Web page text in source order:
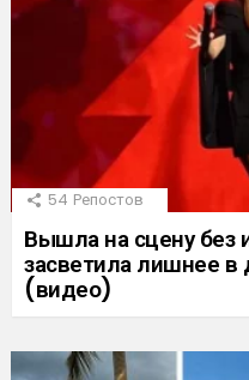
54 Репостов
Вышла на сцену без
засветила лишнее в
(видео)